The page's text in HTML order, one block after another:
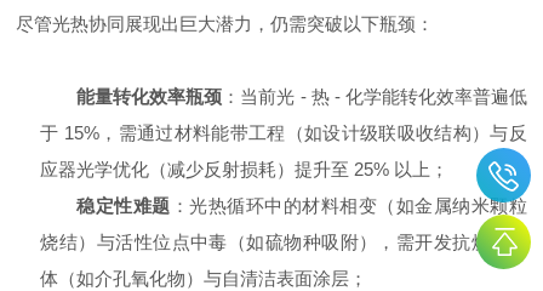
尽管光热协同展现出巨大潜力，仍需突破以下瓶颈：
能量转化效率瓶颈 ：当前光 - 热 - 化学能转化效率普遍低
于 15%，需通过材料能带工程（如设计级联吸收结构）与反
应器光学优化（减少反射损耗）提升至 25% 以上；
稳定性难题 ：光热循环中的材料相变（如金属纳米颗粒
烧结）与活性位点中毒（如硫物种吸附），需开发抗烧结载
体（如介孔氧化物）与自清洁表面涂层；